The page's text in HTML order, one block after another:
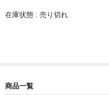
在庫状態 : 売り切れ
商品一覧